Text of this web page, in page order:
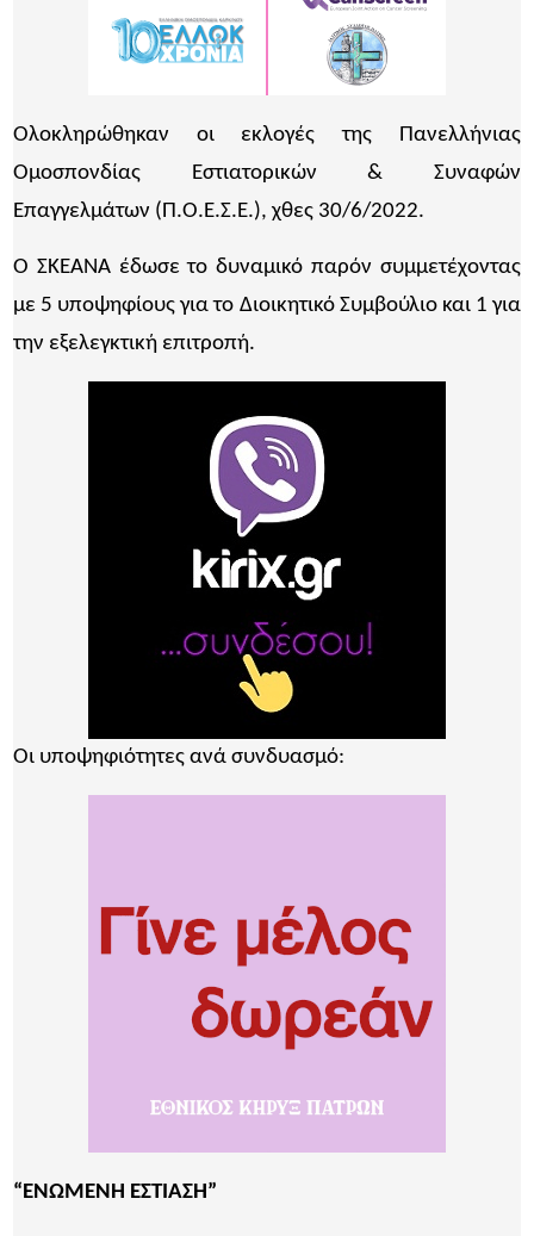
Ολοκληρώθηκαν οι εκλογές της Πανελλήνιας
Ομοσπονδίας Εστιατορικών & Συναφών
Επαγγελμάτων (Π.Ο.Ε.Σ.Ε.), χθες 30/6/2022.
Ο ΣΚΕΑΝΑ έδωσε το δυναμικό παρόν συμμετέχοντας
με 5 υποψηφίους για το Διοικητικό Συμβούλιο και 1 για
την εξελεγκτική επιτροπή.
Οι υποψηφιότητες ανά συνδυασμό:
“ΕΝΩΜΕΝΗ ΕΣΤΙΑΣΗ”